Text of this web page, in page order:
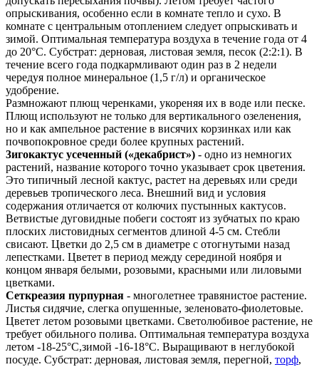
опрыскивания, особенно если в комнате тепло и сухо. В
комнате с центральным отоплением следует опрыскивать и
зимой. Оптимальная температура воздуха в течение года от 4
до 20°С. Субстрат: дерновая, листовая земля, песок (2:2:1). В
течение всего года подкармливают один раз в 2 недели
чередуя полное минеральное (1,5 г/л) и органическое
удобрение.
Размножают плющ черенками, укореняя их в воде или песке.
Плющ используют не только для вертикального озеленения,
но и как ампельное растение в висячих корзинках или как
почвопокровное среди более крупных растений.
3игокактус усеченный («декабрист») - одно из немногих
растений, название которого точно указывает срок цветения.
Это типичный лесной кактус, растет на деревьях или среди
деревьев тропического леса. Внешний вид и условия
содержания отличается от колючих пустынных кактусов.
Ветвистые дуговидные побеги состоят из зубчатых по краю
плоских листовидных сегментов длиной 4-5 см. Стебли
свисают. Цветки до 2,5 см в диаметре с отогнутыми назад
лепестками. Цветет в период между серединой ноября и
концом января белыми, розовыми, красными или лиловыми
цветками.
Сеткреазия пурпурная - многолетнее травянистое растение.
Листья сидячие, слегка опушенные, зеленовато-фиолетовые.
Цветет летом розовыми цветками. Светолюбивое растение, не
требует обильного полива. Оптимальная температура воздуха
летом -18-25°С,зимой -16-18°С. Выращивают в неглубокой
посуде. Субстрат: дерновая, листовая земля, перегной, торф,